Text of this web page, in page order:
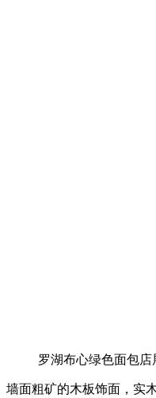
罗湖布心绿色面包
墙面粗矿的木板饰面，实